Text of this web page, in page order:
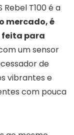
T100 é a
mercado, é
feita para
um sensor
de
vibrantes e
com pouca